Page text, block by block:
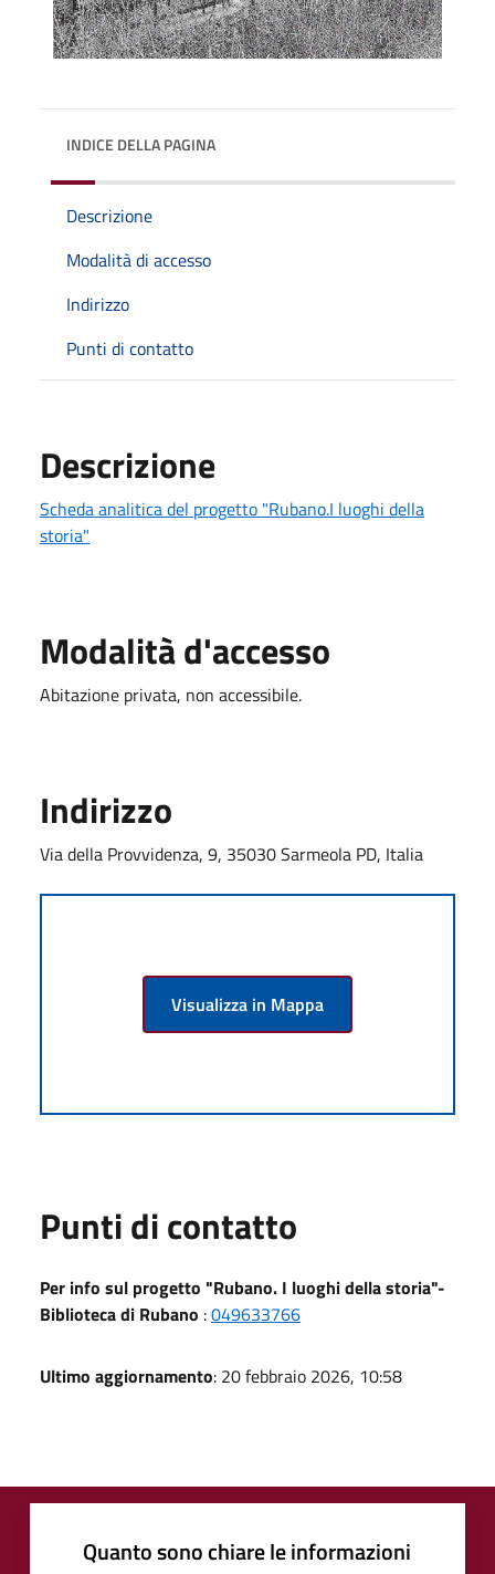
INDICE DELLA PAGINA
Descrizione
Modalità di accesso
Indirizzo
Punti di contatto
Descrizione
Scheda analitica del progetto "Rubano.I luoghi della
storia"
Modalità d'accesso
Abitazione privata, non accessibile.
Indirizzo
Via della Provvidenza, 9, 35030 Sarmeola PD, Italia
Visualizza in Mappa
Punti di contatto
Per info sul progetto "Rubano. I luoghi della storia"-
Biblioteca di Rubano :049633766
Ultimo aggiornamento: 20 febbraio 2026, 10:58
Quanto sono chiare le informazioni